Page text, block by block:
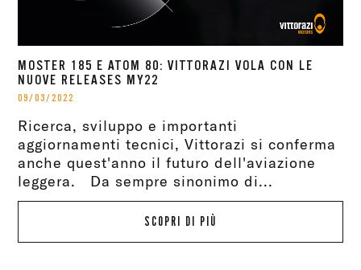
MOSTER 185 E ATOM 80: VITTORAZI VOLA CON LE
NUOVE RELEASES MY22
09/03/2022
Ricerca, sviluppo e importanti
aggiornamenti tecnici, Vittorazi si conferma
anche quest'anno il futuro dell'aviazione
leggera. Da sempre sinonimo di...
SCOPRI DI PIÙ